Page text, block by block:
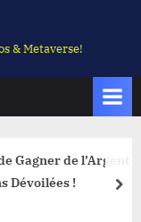
& Metaverse!
Gagner de l’Argent
Dévoilées !